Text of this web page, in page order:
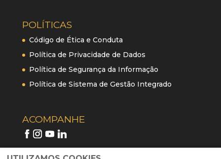
POLÍTICAS
Código de Ética e Conduta
Política de Privacidade de Dados
Política de Segurança da Informação
Política de Sistema de Gestão Integrado
ACOMPANHE